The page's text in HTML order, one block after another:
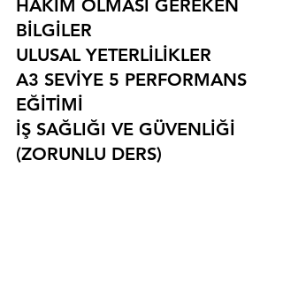
HAKİM OLMASI GEREKEN
BİLGİLER
ULUSAL YETERLİLİKLER
A3 SEVİYE 5 PERFORMANS
EĞİTİMİ
İŞ SAĞLIĞI VE GÜVENLİĞİ
(ZORUNLU DERS)